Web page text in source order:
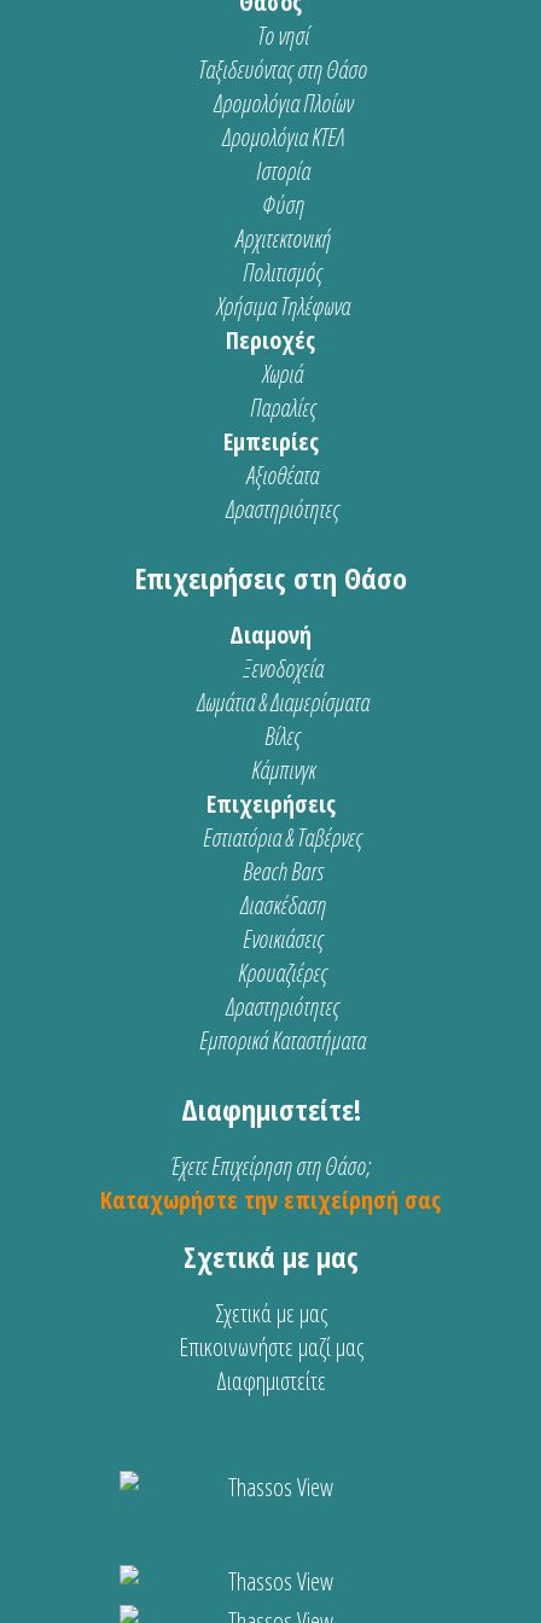
Το νησί
Ταξιδευόντας στη Θάσο
Δρομολόγια Πλοίων
Δρομολόγια ΚΤΕΛ
Ιστορία
Φύση
Αρχιτεκτονική
Πολιτισμός
Χρήσιμα Τηλέφωνα
Περιοχές
Χωριά
Παραλίες
Εμπειρίες
Αξιοθέατα
Δραστηριότητες
Επιχειρήσεις στη Θάσο
Διαμονή
Ξενοδοχεία
Δωμάτια & Διαμερίσματα
Βίλες
Κάμπινγκ
Επιχειρήσεις
Εστιατόρια & Ταβέρνες
Beach Bars
Διασκέδαση
Ενοικιάσεις
Κρουαζιέρες
Δραστηριότητες
Εμπορικά Καταστήματα
Διαφημιστείτε!
Έχετε Επιχείρηση στη Θάσο;
Καταχωρήστε την επιχείρησή σας
Σχετικά με μας
Σχετικά με μας
Επικοινωνήστε μαζί μας
Διαφημιστείτε